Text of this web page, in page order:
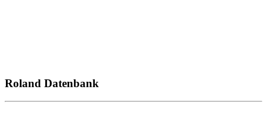
Roland Datenbank